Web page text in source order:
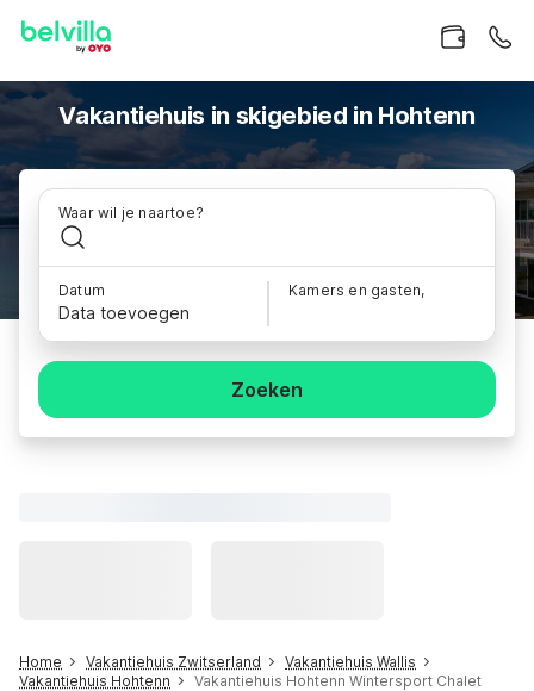
Vakantiehuis in skigebied in Hohtenn
Waar wil je naartoe?
Datum
Data toevoegen
Kamers en gasten,
Zoeken
Home Vakantiehuis Zwitserland
Vakantiehuis Wallis
Vakantiehuis Hohtenn
Vakantiehuis Hohtenn Wintersport Chalet